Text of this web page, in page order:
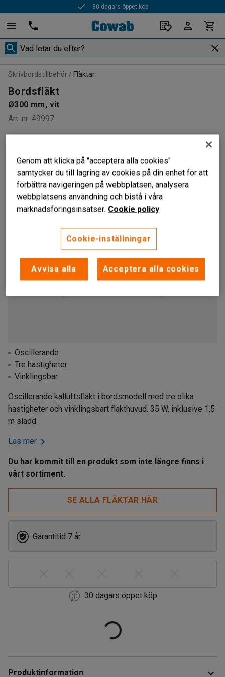
30 dagars öppet köp
Skrivbordstillbehör Fläktar
Bordsfläkt
Ø300 mm, vit
Art. nr: 49997
Oscillerande
Tre hastigheter
Vinklingsbar
Oscillerande kalluftsfläkt i bordsmodell med tre olika
hastigheter och vinklingsbart fläkthuvud. 35 W, inklusive 1,5
m sladd.
Läs mer
Du har kommit till en produkt som inte längre finns i
vårt sortiment.
SE ALLA FLÄKTAR HÄR
Garantitid 7 år
30 dagars öppet köp
Produktinformation
Genom att klicka på "acceptera alla cookies"
samtycker du till lagring av cookies på din enhet för att
förbättra navigeringen på webbplatsen, analysera
webbplatsens användning och bistå i våra
marknadsföringsinsatser. Cookie policy
Cookie-inställningar
Avvisa alla Acceptera alla cookies